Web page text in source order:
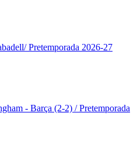
Pretemporada 2026-27
- Barça (2-2) / Pretemporada